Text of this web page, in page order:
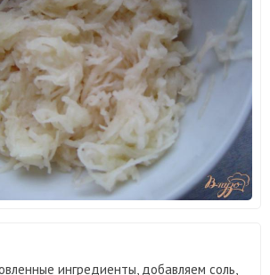
ингредиенты, добавляем соль,